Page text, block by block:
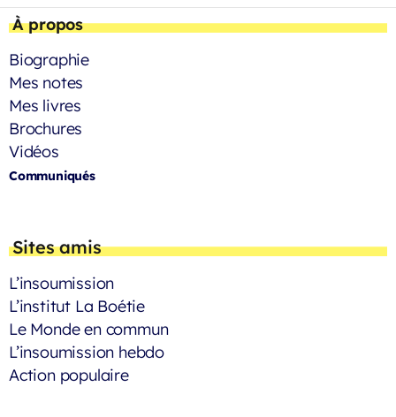
À propos
Biographie
Mes notes
Mes livres
Brochures
Vidéos
Communiqués
Sites amis
L’insoumission
L’institut La Boétie
Le Monde en commun
L’insoumission hebdo
Action populaire